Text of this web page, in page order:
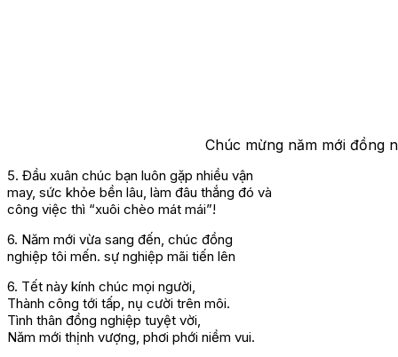
Chúc mừng năm mới đồng
5. Đầu xuân chúc bạn luôn gặp nhiều vận
may, sức khỏe bền lâu, làm đâu thắng đó và
công việc thì “xuôi chèo mát mái”!
6. Năm mới vừa sang đến, chúc đồng
nghiệp tôi mến. sự nghiệp mãi tiến lên
6. Tết này kính chúc mọi người,
Thành công tới tấp, nụ cười trên môi.
Tình thân đồng nghiệp tuyệt vời,
Năm mới thịnh vượng, phơi phới niềm vui.